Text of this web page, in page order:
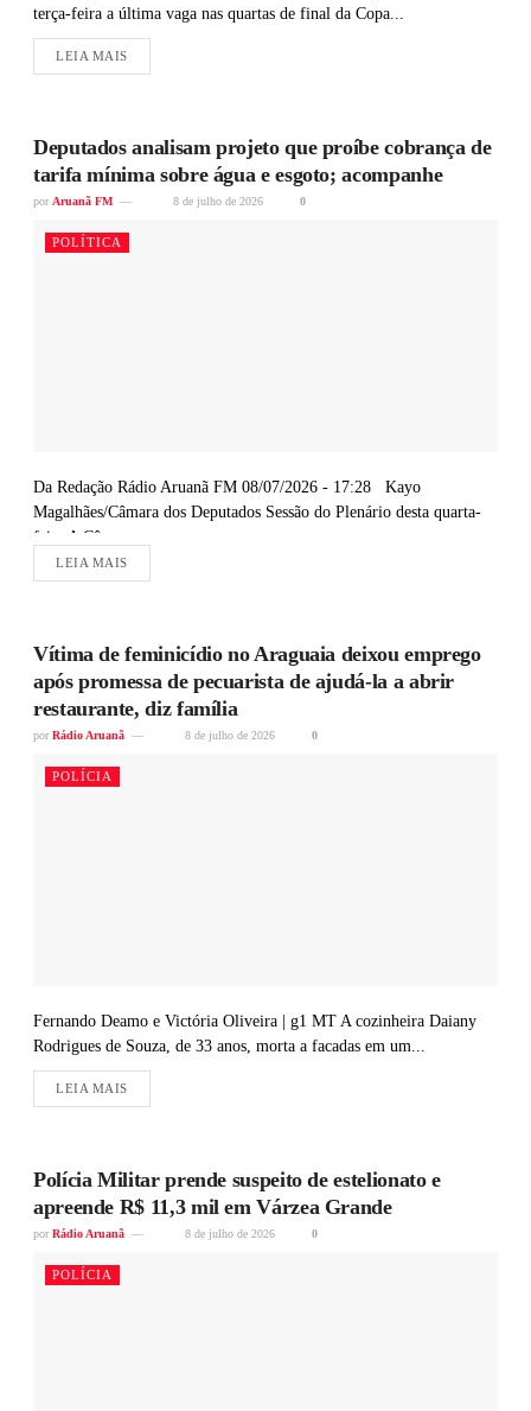
terça-feira a última vaga nas quartas de final da Copa...
LEIA MAIS
Deputados analisam projeto que proíbe cobrança de
tarifa mínima sobre água e esgoto; acompanhe
por Aruanã FM 8 de julho de 2026 0
POLÍTICA
Da Redação Rádio Aruanã FM 08/07/2026 - 17:28 Kayo
Magalhães/Câmara dos Deputados Sessão do Plenário desta quarta-
feira A Câmara...
LEIA MAIS
Vítima de feminicídio no Araguaia deixou emprego
após promessa de pecuarista de ajudá-la a abrir
restaurante, diz família
por Rádio Aruanã 8 de julho de 2026 0
POLÍCIA
Fernando Deamo e Victória Oliveira | g1 MT A cozinheira Daiany
Rodrigues de Souza, de 33 anos, morta a facadas em um...
LEIA MAIS
Polícia Militar prende suspeito de estelionato e
apreende R$ 11,3 mil em Várzea Grande
por Rádio Aruanã 8 de julho de 2026 0
POLÍCIA